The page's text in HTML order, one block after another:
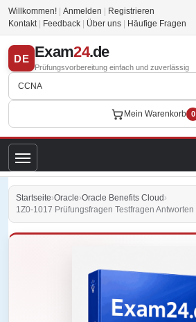
Willkommen! Anmelden
Registrieren
Kontakt
Feedback Über uns Häufige Fragen
DE Exam24.de
Prüfungsvorbereitung einfach und zuverlässig
Mein Warenkorb 0
Startseite›Oracle›Oracle Benefits Cloud ›
1Z0-1017 Prüfungsfragen Testfragen Antworten